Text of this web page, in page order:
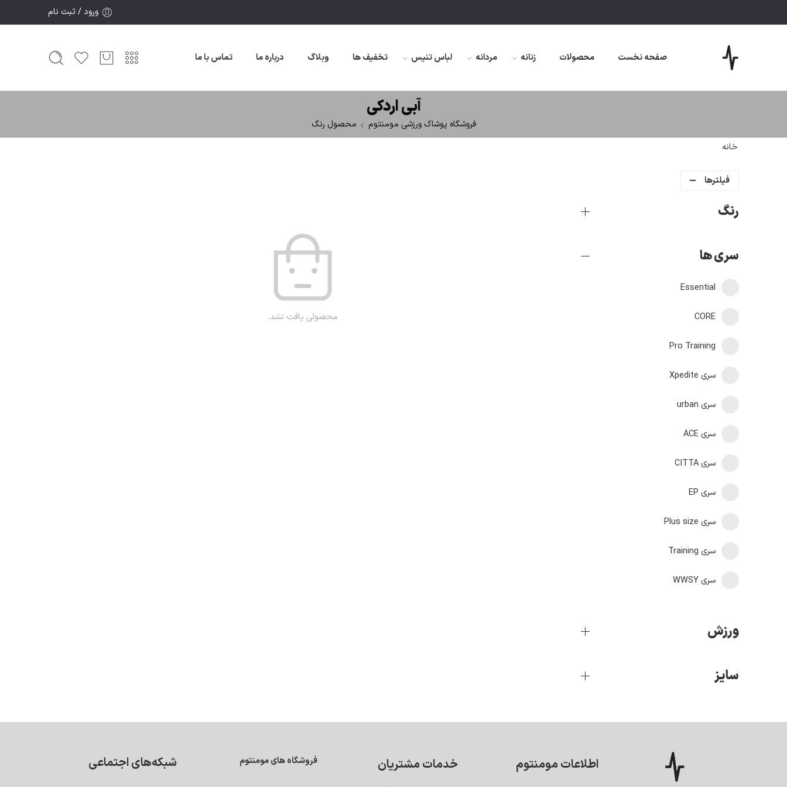
ورود / ثبت نام
صفحه نخست محصولات زنانه مردانه لباس تنیس تخفیف ها وبلاگ درباره ما تماس با ما
آبی اردکی
فروشگاه پوشاک ورزشی مومنتوم
محصول رنگ
خانه
فیلترها
محصولی یافت نشد.
رنگ
سری ها
Essential
CORE
Pro Training
سری Xpedite
سری urban
سری ACE
سری CITTA
سری EP
سری Plus size
سری Training
سری WWSY
ورزش
سایز
اطلاعات مومنتوم خدمات مشتریان فروشگاه های مومنتوم شبکه‌های اجتماعی